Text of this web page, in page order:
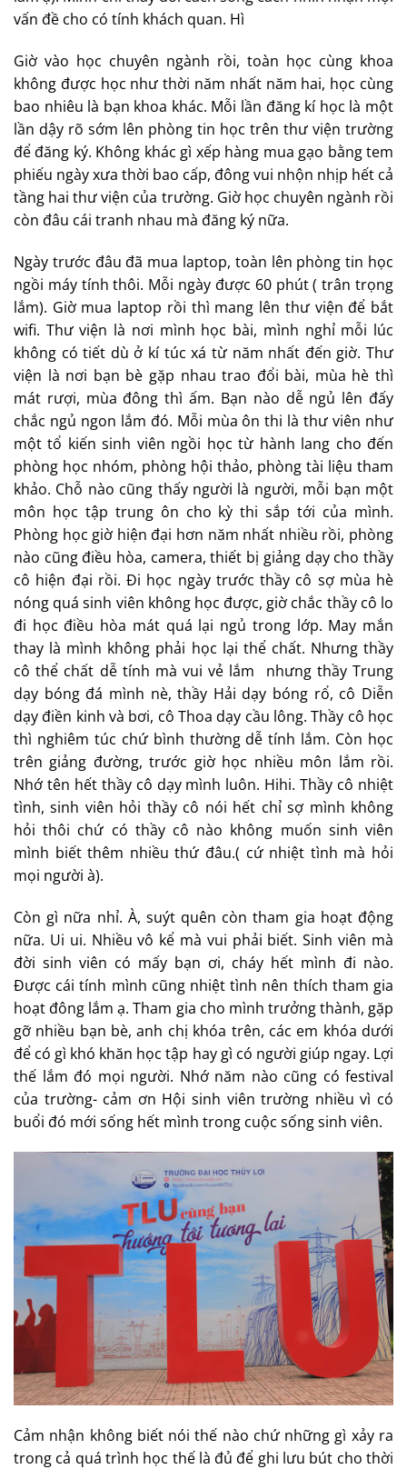
yêu đôi với những gì mình đã chọn và đi trong ba năm
đường phía trước ra sao nhưng hiện tại mình thấy ổn
với mọi thứ mình đã làm và đang làm.
Một đứa con gái lên học đại học xa nhà, xa bố mẹ và
học sống độc lập dần dần tôi thấy mình có nhiều thay
đổi nhưng có một thứ chắc chỉ kiềm chế thôi chứ từ bỏ
chắc khó – đó là sự nóng tính trong máu mình ( ghê
lắm ạ). Mình chỉ thay đổi cách sống cách nhìn nhận mọi
Giờ vào học chuyên ngành rồi, toàn học cùng khoa
không được học như thời năm nhất năm hai, học cùng
bao nhiêu là bạn khoa khác. Mỗi lần đăng kí học là một
lần dậy rõ sớm lên phòng tin học trên thư viện trường
để đăng ký. Không khác gì xếp hàng mua gạo bằng tem
phiếu ngày xưa thời bao cấp, đông vui nhộn nhịp hết cả
tầng hai thư viện của trường. Giờ học chuyên ngành rồi
còn đâu cái tranh nhau mà đăng ký nữa.
Ngày trước đâu đã mua laptop, toàn lên phòng tin học
ngồi máy tính thôi. Mỗi ngày được 60 phút ( trân trọng
lắm). Giờ mua laptop rồi thì mang lên thư viện để bắt
wifi. Thư viện là nơi mình học bài, mình nghỉ mỗi lúc
không có tiết dù ở kí túc xá từ năm nhất đến giờ. Thư
viện là nơi bạn bè gặp nhau trao đổi bài, mùa hè thì
mát rượi, mùa đông thì ấm. Bạn nào dễ ngủ lên đấy
chắc ngủ ngon lắm đó. Mỗi mùa ôn thi là thư viên như
một tổ kiến sinh viên ngồi học từ hành lang cho đến
phòng học nhóm, phòng hội thảo, phòng tài liệu tham
khảo. Chỗ nào cũng thấy người là người, mỗi bạn một
môn học tập trung ôn cho kỳ thi sắp tới của mình.
Phòng học giờ hiện đại hơn năm nhất nhiều rồi, phòng
nào cũng điều hòa, camera, thiết bị giảng dạy cho thầy
cô hiện đại rồi. Đi học ngày trước thầy cô sợ mùa hè
nóng quá sinh viên không học được, giờ chắc thầy cô lo
đi học điều hòa mát quá lại ngủ trong lớp. May mắn
thay là mình không phải học lại thể chất. Nhưng thầy
dạy bóng đá mình nè, thầy Hải dạy bóng rổ, cô Diễn
dạy điền kinh và bơi, cô Thoa dạy cầu lông. Thầy cô học
thì nghiêm túc chứ bình thường dễ tính lắm. Còn học
trên giảng đường, trước giờ học nhiều môn lắm rồi.
Nhớ tên hết thầy cô dạy mình luôn. Hihi. Thầy cô nhiệt
tình, sinh viên hỏi thầy cô nói hết chỉ sợ mình không
hỏi thôi chứ có thầy cô nào không muốn sinh viên
mình biết thêm nhiều thứ đâu.( cứ nhiệt tình mà hỏi
mọi người à).
nữa. Ui ui. Nhiều vô kể mà vui phải biết. Sinh viên mà
đời sinh viên có mấy bạn ơi, cháy hết mình đi nào.
Được cái tính mình cũng nhiệt tình nên thích tham gia
hoạt đông lắm ạ. Tham gia cho mình trưởng thành, gặp
gỡ nhiều bạn bè, anh chị khóa trên, các em khóa dưới
để có gì khó khăn học tập hay gì có người giúp ngay. Lợi
thế lắm đó mọi người. Nhớ năm nào cũng có festival
của trường- cảm ơn Hội sinh viên trường nhiều vì có
buổi đó mới sống hết mình trong cuộc sống sinh viên.